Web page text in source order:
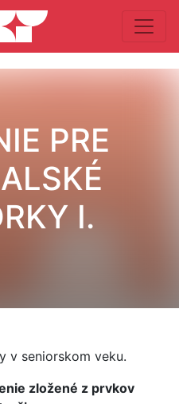
PRE
I.
v seniorskom veku.
zložené z prvkov